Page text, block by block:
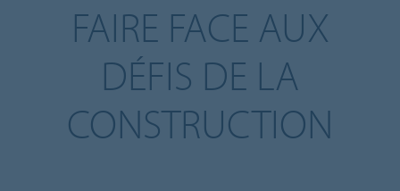
FAIRE FACE AUX
DÉFIS DE LA
CONSTRUCTION